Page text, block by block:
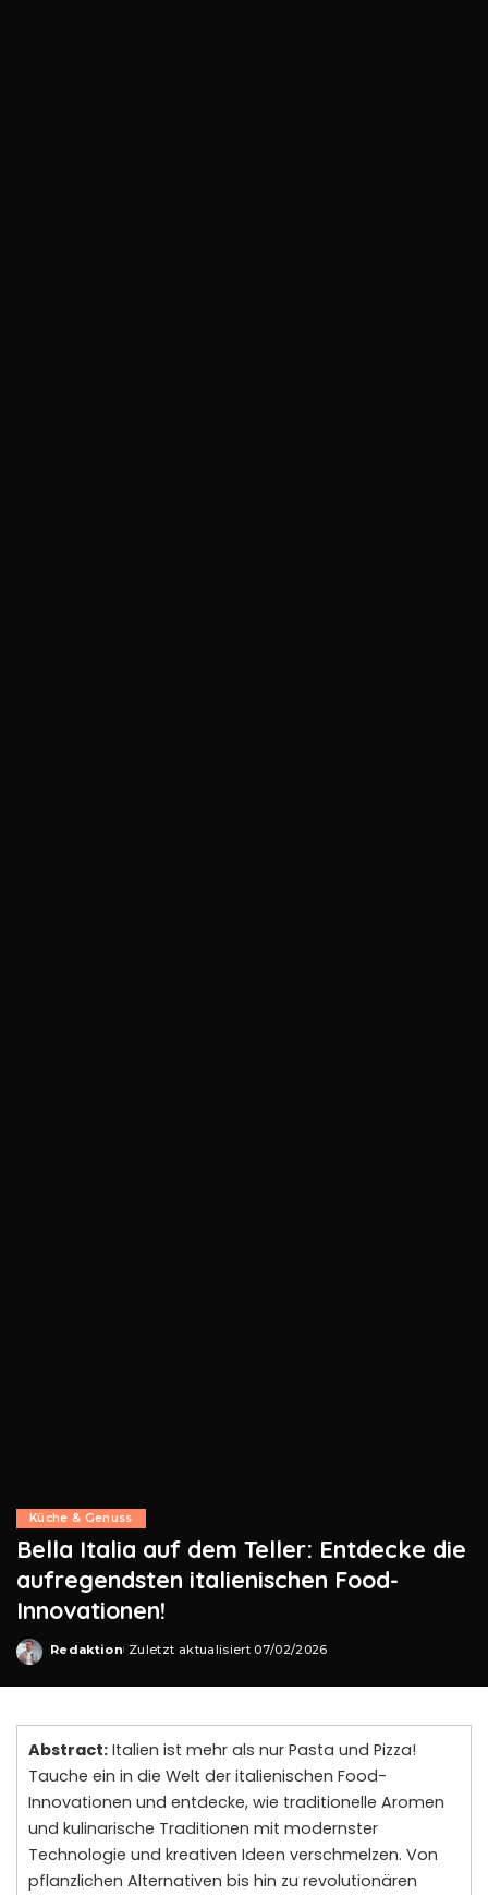
Küche & Genuss
Bella Italia auf dem Teller: Entdecke die
aufregendsten italienischen Food-
Innovationen!
Posted
Redaktion Zuletzt aktualisiert 07/02/2026
Abstract: Italien ist mehr als nur Pasta und Pizza!
Tauche ein in die Welt der italienischen Food-
Innovationen und entdecke, wie traditionelle Aromen
und kulinarische Traditionen mit modernster
Technologie und kreativen Ideen verschmelzen. Von
pflanzlichen Alternativen bis hin zu revolutionären